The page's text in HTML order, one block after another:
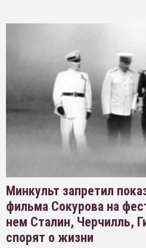
Минкульт запретил
фильма Сокурова на
нем Сталин, Черчилль,
спорят о жизни